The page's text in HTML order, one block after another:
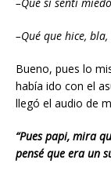
–Qué que hice,
Bueno, pues lo
había ido con el
llegó el audio de
“Pues papi, mira
pensé que era un